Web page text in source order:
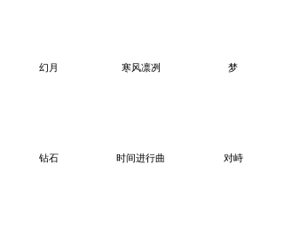
幻月 寒风凛冽 梦
钻石 时间进行曲 对峙